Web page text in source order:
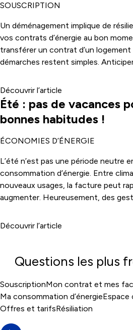
SOUSCRIPTION
Un déménagement implique de
vos contrats d’énergie au bon
transférer un contrat d’un logement
démarches restent simples.
C’est aussi l’occasion de revoir
besoins. Avec les bons réflexes,
rapide et sans stress.
Découvrir l’article
Été : pas de vacances
bonnes habitudes !
ÉCONOMIES D’ÉNERGIE
L’été n’est pas une période neutre
consommation d’énergie. Entre
nouveaux usages, la facture peut
augmenter. Heureusement, des
surconsommer. Ventilation,
habitudes ?
Découvrir l’article
Questions les plus
SouscriptionMon contrat et mes
Ma consommation d’énergieEspace
Offres et tarifsRésiliation